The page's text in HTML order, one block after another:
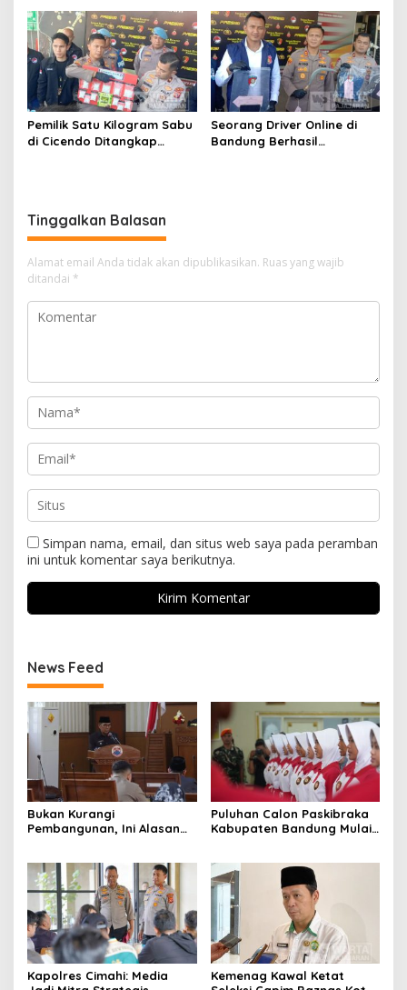
Rebranding RSUD Cibabat
dan DPR
Pemilik Satu Kilogram Sabu
di Cicendo Ditangkap
Seorang Driver Online di
Bandung Berhasil
Tinggalkan Balasan
Alamat email Anda tidak akan dipublikasikan. Ruas yang wajib
ditandai *
Simpan nama, email, dan situs web saya pada peramban
ini untuk komentar saya berikutnya.
News Feed
Bukan Kurangi
Pembangunan, Ini Alasan
Daerah
Puluhan Calon Paskibraka
Kabupaten Bandung Mulai
Kapolres Cimahi: Media
Kemenag Kawal Ketat